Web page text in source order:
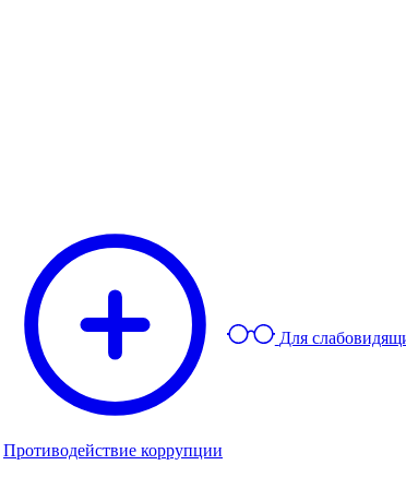
Противодействие коррупции
Для